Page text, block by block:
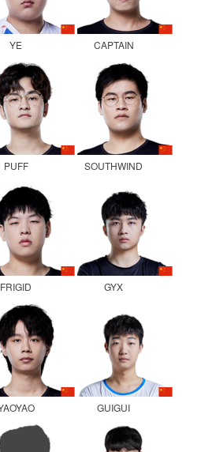
YE CAPTAIN
PUFF SOUTHWIND
FRIGID GYX
GUIGUI